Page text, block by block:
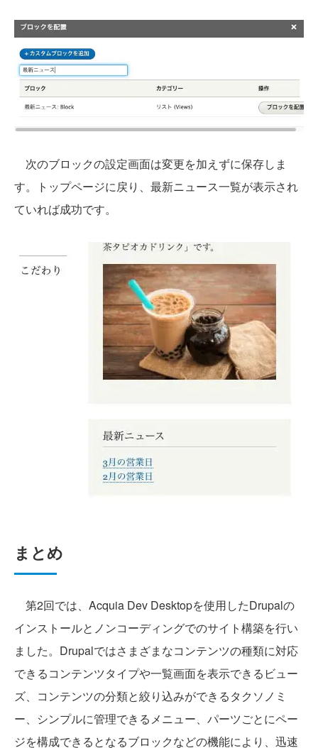
次のブロックの設定画面は変更を加えずに保存しま
す。トップページに戻り、最新ニュース一覧が表示され
ていれば成功です。
まとめ
第2回では、Acquia Dev Desktopを使用したDrupalの
インストールとノンコーディングでのサイト構築を行い
ました。Drupalではさまざまなコンテンツの種類に対応
できるコンテンツタイプや一覧画面を表示できるビュー
ズ、コンテンツの分類と絞り込みができるタクソノミ
ー、シンプルに管理できるメニュー、パーツごとにペー
ジを構成できるとなるブロックなどの機能により、迅速